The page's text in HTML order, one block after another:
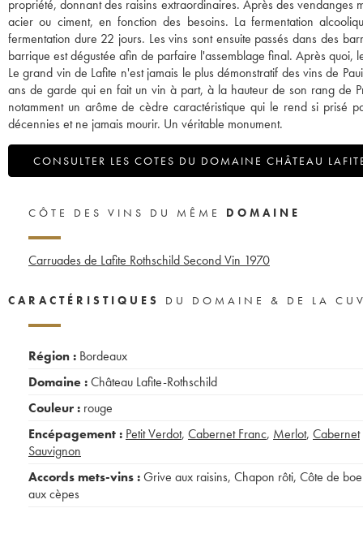
propriété, donnant des raisins extraordinaires. Après des vendanges
acier ou ciment, en fonction des besoins. La fermentation
fermentation dure 22 jours. Les vins sont ensuite passés dans des
barrique est dégustée afin de parfaire l'assemblage final. Après quoi,
Le grand vin de Lafite n'est jamais le plus démonstratif des vins de
ans de garde qui en fait un vin à part, à la hauteur de son rang de
notamment un arôme de cèdre caractéristique qui le rend si prisé
décennies et ne jamais mourir. Un véritable monument.
CONSULTER LES COTES DU DOMAINE CHÂTEAU
CÔTE DES VINS DU MÊME DOMAINE
Carruades de Lafite Rothschild Second Vin 1970
CARACTÉRISTIQUES DU DOMAINE & DE LA
Région : Bordeaux
Domaine :Château Lafite-Rothschild
Couleur : rouge
Encépagement : Petit Verdot, Cabernet Franc, Merlot, Cabernet
Sauvignon
Accords mets-vins :Grive aux raisins, Chapon rôti, Côte de
aux cèpes